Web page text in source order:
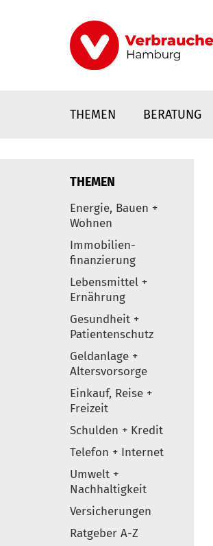
THEMEN BERATUNG
Elemente
THEMEN
Energie, Bauen +
Wohnen
Immobilien-
finanzierung
Lebensmittel +
Ernährung
Gesundheit +
Patientenschutz
Geldanlage +
Altersvorsorge
Einkauf, Reise +
Freizeit
Schulden + Kredit
Telefon + Internet
Umwelt +
Nachhaltigkeit
Versicherungen
Ratgeber A-Z